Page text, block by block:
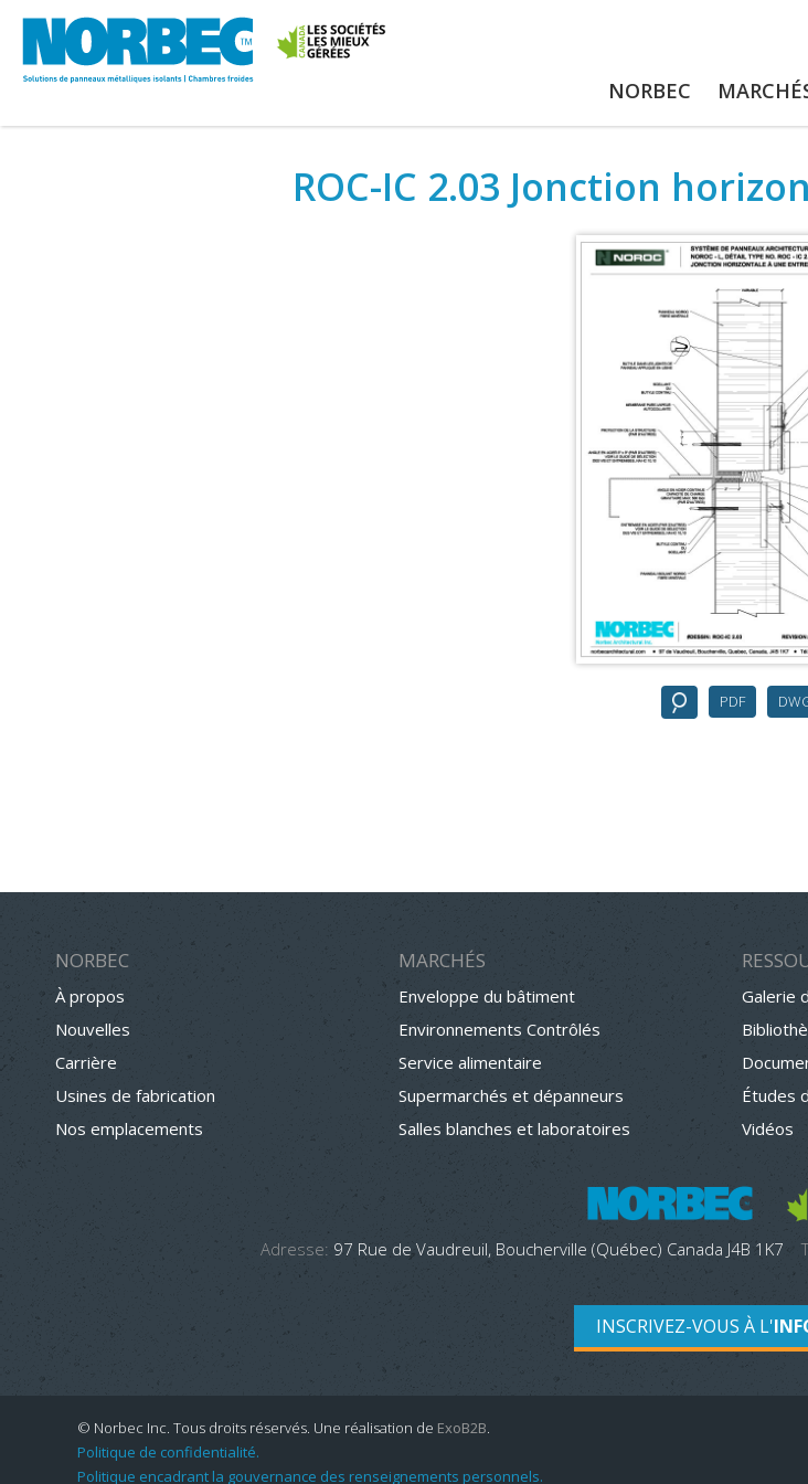
NORBEC
ROC-IC 2.03 Jonction
PDF
NORBEC
À propos
Nouvelles
Carrière
Usines de fabrication
Nos emplacements
MARCHÉS
Enveloppe du bâtiment
Environnements Contrôlés
Service alimentaire
Supermarchés et dépanneurs
Salles blanches et laboratoires
Galerie
Études
Vidéos
Adresse: 97 Rue de Vaudreuil, Boucherville (Québec) Canada J4B 1K7
INSCRIVEZ-VOUS À L'
© Norbec Inc. Tous droits réservés. Une réalisation de ExoB2B.
Politique de confidentialité.
Politique encadrant la gouvernance des renseignements personnels.